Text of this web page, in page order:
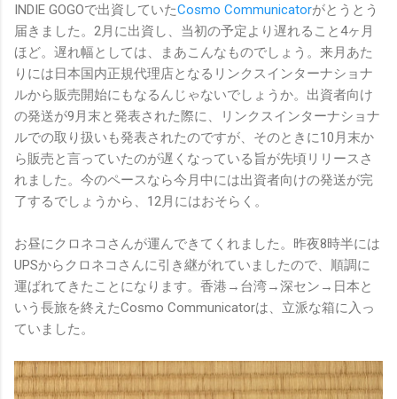
INDIE GOGOで出資していたCosmo Communicatorがとうとう
届きました。2月に出資し、当初の予定より遅れること4ヶ月
ほど。遅れ幅としては、まあこんなものでしょう。来月あた
りには日本国内正規代理店となるリンクスインターナショナ
ルから販売開始にもなるんじゃないでしょうか。出資者向け
の発送が9月末と発表された際に、リンクスインターナショナ
ルでの取り扱いも発表されたのですが、そのときに10月末か
ら販売と言っていたのが遅くなっている旨が先頃リリースさ
れました。今のペースなら今月中には出資者向けの発送が完
了するでしょうから、12月にはおそらく。
お昼にクロネコさんが運んできてくれました。昨夜8時半には
UPSからクロネコさんに引き継がれていましたので、順調に
運ばれてきたことになります。香港→台湾→深セン→日本と
いう長旅を終えたCosmo Communicatorは、立派な箱に入っ
ていました。